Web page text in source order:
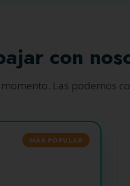
con
Las podemos
MÁS POPULAR